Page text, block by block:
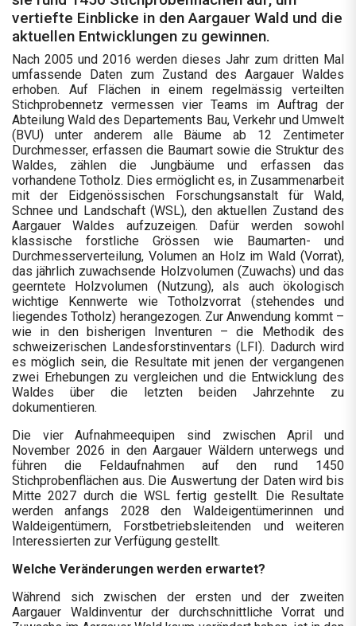
vertiefte Einblicke in den Aargauer Wald und die
aktuellen Entwicklungen zu gewinnen.
Nach 2005 und 2016 werden dieses Jahr zum dritten Mal
umfassende Daten zum Zustand des Aargauer Waldes
erhoben. Auf Flächen in einem regelmässig verteilten
Stichprobennetz vermessen vier Teams im Auftrag der
Abteilung Wald des Departements Bau, Verkehr und Umwelt
(BVU) unter anderem alle Bäume ab 12 Zentimeter
Durchmesser, erfassen die Baumart sowie die Struktur des
Waldes, zählen die Jungbäume und erfassen das
vorhandene Totholz. Dies ermöglicht es, in Zusammenarbeit
mit der Eidgenössischen Forschungsanstalt für Wald,
Schnee und Landschaft (WSL), den aktuellen Zustand des
Aargauer Waldes aufzuzeigen. Dafür werden sowohl
klassische forstliche Grössen wie Baumarten- und
Durchmesserverteilung, Volumen an Holz im Wald (Vorrat),
das jährlich zuwachsende Holzvolumen (Zuwachs) und das
geerntete Holzvolumen (Nutzung), als auch ökologisch
wichtige Kennwerte wie Totholzvorrat (stehendes und
liegendes Totholz) herangezogen. Zur Anwendung kommt –
wie in den bisherigen Inventuren – die Methodik des
schweizerischen Landesforstinventars (LFI). Dadurch wird
es möglich sein, die Resultate mit jenen der vergangenen
zwei Erhebungen zu vergleichen und die Entwicklung des
Waldes über die letzten beiden Jahrzehnte zu
dokumentieren.
Die vier Aufnahmeequipen sind zwischen April und
November 2026 in den Aargauer Wäldern unterwegs und
führen die Feldaufnahmen auf den rund 1450
Stichprobenflächen aus. Die Auswertung der Daten wird bis
Mitte 2027 durch die WSL fertig gestellt. Die Resultate
werden anfangs 2028 den Waldeigentümerinnen und
Waldeigentümern, Forstbetriebsleitenden und weiteren
Interessierten zur Verfügung gestellt.
Welche Veränderungen werden erwartet?
Während sich zwischen der ersten und der zweiten
Aargauer Waldinventur der durchschnittliche Vorrat und